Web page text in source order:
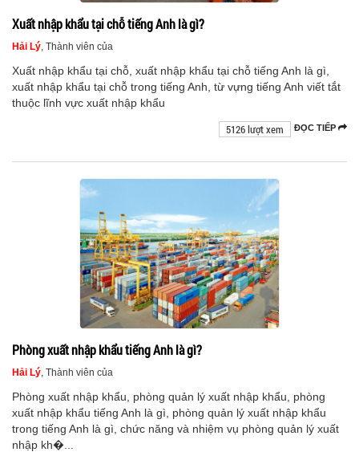
Xuất nhập khẩu tại chỗ tiếng Anh là gì?
Hải Lý , Thành viên của
Xuất nhập khẩu tại chỗ, xuất nhập khẩu tại chỗ tiếng Anh là gì,
xuất nhập khẩu tại chỗ trong tiếng Anh, từ vựng tiếng Anh viết tắt
thuộc lĩnh vực xuất nhập khẩu
ĐỌC TIẾP
5126 lượt xem
Phòng xuất nhập khẩu tiếng Anh là gì?
Hải Lý , Thành viên của
Phòng xuất nhập khẩu, phòng quản lý xuất nhập khẩu, phòng
xuất nhập khẩu tiếng Anh là gì, phòng quản lý xuất nhập khẩu
trong tiếng Anh là gì, chức năng và nhiệm vụ phòng quản lý xuất
nhập kh�...